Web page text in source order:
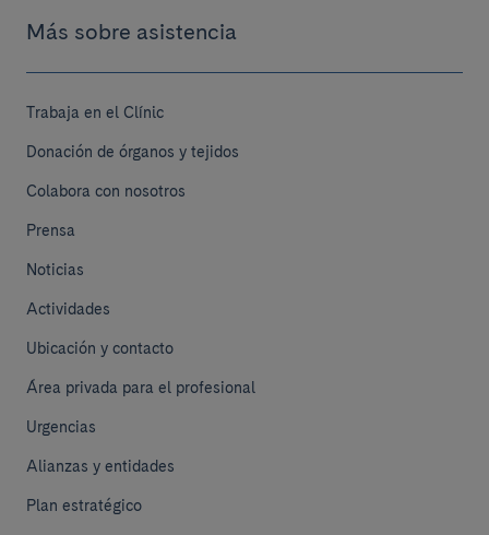
Más sobre asistencia
Trabaja en el Clínic
Donación de órganos y tejidos
Colabora con nosotros
Prensa
Noticias
Actividades
Ubicación y contacto
Área privada para el profesional
Urgencias
Alianzas y entidades
Plan estratégico